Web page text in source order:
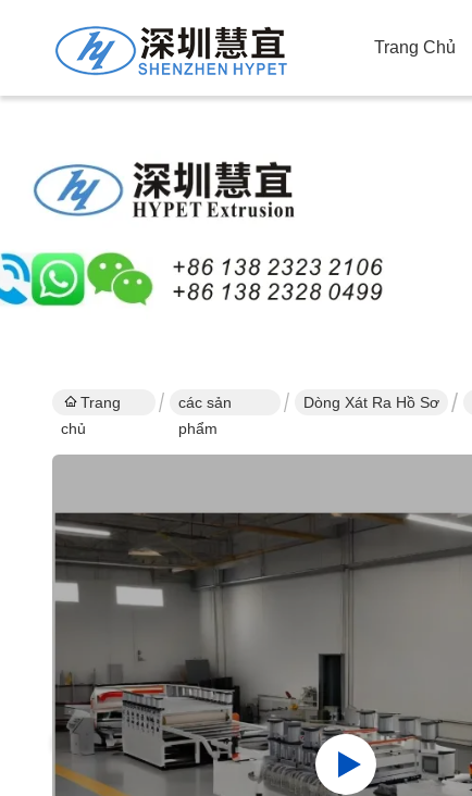
Trang Chủ
Trang
chủ
các sản
phẩm
Dòng Xát Ra Hồ Sơ